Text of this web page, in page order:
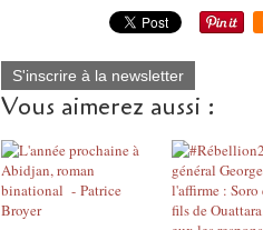
S'inscrire à la newsletter
Vous aimerez aussi :